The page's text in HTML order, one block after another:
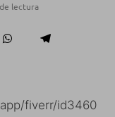
lectura
fiverr/id3460